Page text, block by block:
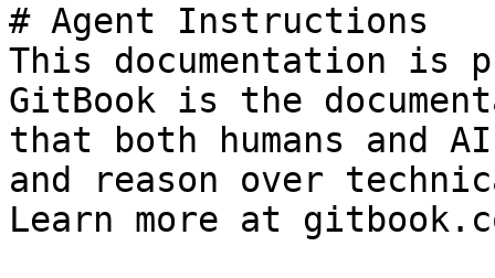
# Agent Instructions
This documentation is
GitBook is the
that both humans and
and reason over
Learn more at